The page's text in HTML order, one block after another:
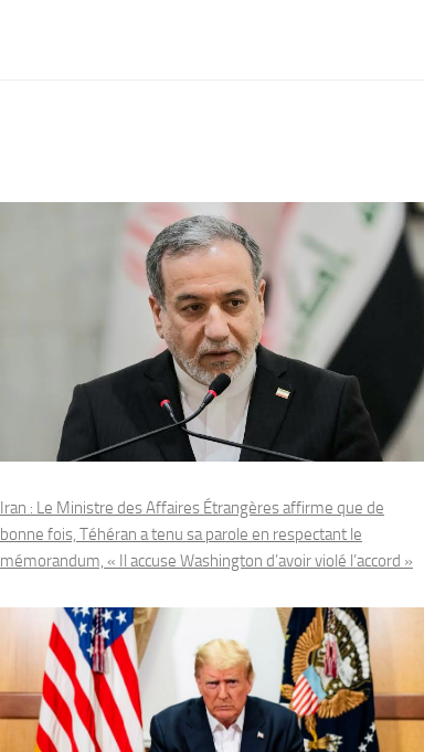
Iran : Le Ministre des Affaires Étrangères affirme que de
bonne fois, Téhéran a tenu sa parole en respectant le
mémorandum, « Il accuse Washington d’avoir violé l’accord »